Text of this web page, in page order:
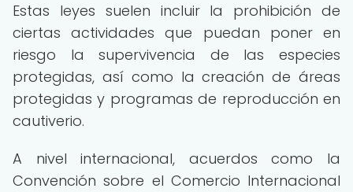
Estas leyes suelen incluir la prohibición de
ciertas actividades que puedan poner en
riesgo la supervivencia de las especies
protegidas, así como la creación de áreas
protegidas y programas de reproducción en
cautiverio.
A nivel internacional, acuerdos como la
Convención sobre el Comercio Internacional